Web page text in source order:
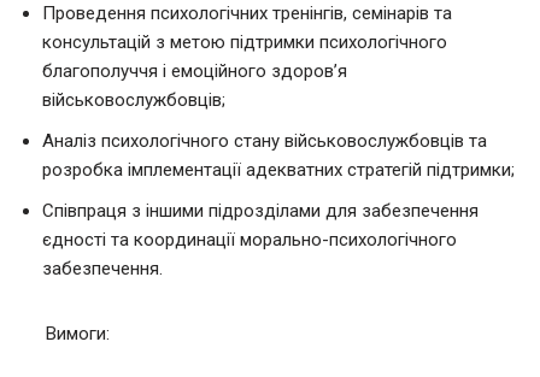
Проведення психологічних тренінгів, семінарів та
консультацій з метою підтримки психологічного
благополуччя і емоційного здоров’я
військовослужбовців;
Аналіз психологічного стану військовослужбовців та
розробка імплементації адекватних стратегій підтримки;
Співпраця з іншими підрозділами для забезпечення
єдності та координації морально-психологічного
забезпечення.
Вимоги: